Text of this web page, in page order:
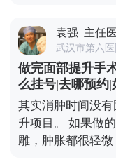
以说，想做拉皮，
对正规医院和靠谱
关于MCR复合提
（公众号、百家
核心。
少。 拉皮手术就
那么简单，核心是
儿上解决组织下
才扎实，一般能
会在多个层次做
上稳稳当当“扎根
挺久。这么算下来
当然了，具体能
袁强 主任
武汉市第六
做完面部提升手
么挂号|去哪预约|
其实消肿时间没
升项目。 如果做的是非手术类项目，比如光电、线
雕，肿胀都很轻